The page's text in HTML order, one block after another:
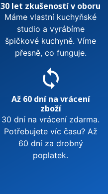
30 let zkušeností v oboru
Máme vlastní kuchyňské
studio a vyrábíme
špičkové kuchyně. Víme
přesně, co funguje.
sync
Až 60 dní na vrácení
zboží
30 dní na vrácení zdarma.
Potřebujete víc času? Až
60 dní za drobný
poplatek.